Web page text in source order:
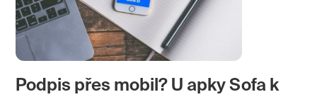
Podpis přes mobil? U apky Sofa k